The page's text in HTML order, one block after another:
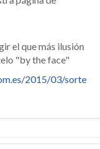
el que más ilusión
"by the face"
2015/03/sorte